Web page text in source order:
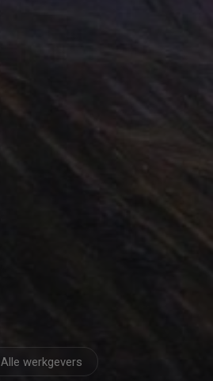
Alle werkgevers